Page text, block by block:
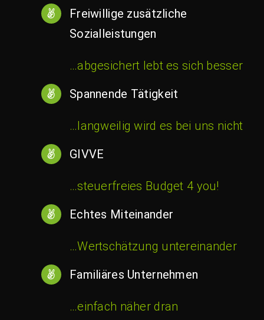
Freiwillige zusätzliche
Sozialleistungen
…abgesichert lebt es sich besser
Spannende Tätigkeit
…langweilig wird es bei uns nicht
GIVVE
…steuerfreies Budget 4 you!
Echtes Miteinander
…Wertschätzung untereinander
Familiäres Unternehmen
…einfach näher dran